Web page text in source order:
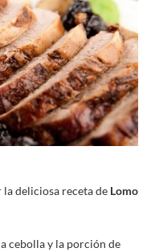
la deliciosa receta de Lomo
cebolla y la porción de